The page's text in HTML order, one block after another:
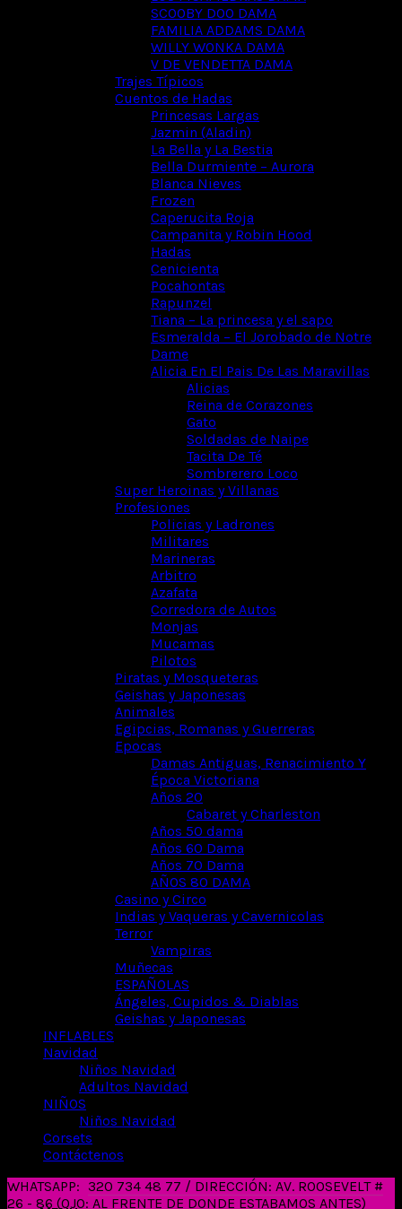
SCOOBY DOO DAMA
FAMILIA ADDAMS DAMA
WILLY WONKA DAMA
V DE VENDETTA DAMA
Trajes Típicos
Cuentos de Hadas
Princesas Largas
Jazmin (Aladin)
La Bella y La Bestia
Bella Durmiente – Aurora
Blanca Nieves
Frozen
Caperucita Roja
Campanita y Robin Hood
Hadas
Cenicienta
Pocahontas
Rapunzel
Tiana – La princesa y el sapo
Esmeralda – El Jorobado de Notre
Dame
Alicia En El Pais De Las Maravillas
Alicias
Reina de Corazones
Gato
Soldadas de Naipe
Tacita De Té
Sombrerero Loco
Super Heroinas y Villanas
Profesiones
Policias y Ladrones
Militares
Marineras
Arbitro
Azafata
Corredora de Autos
Monjas
Mucamas
Pilotos
Piratas y Mosqueteras
Geishas y Japonesas
Animales
Egipcias, Romanas y Guerreras
Epocas
Damas Antiguas, Renacimiento Y
Época Victoriana
Años 20
Cabaret y Charleston
Años 50 dama
Años 60 Dama
Años 70 Dama
AÑOS 80 DAMA
Casino y Circo
Indias y Vaqueras y Cavernicolas
Terror
Vampiras
Muñecas
ESPAÑOLAS
Ángeles, Cupidos & Diablas
Geishas y Japonesas
INFLABLES
Navidad
Niños Navidad
Adultos Navidad
NIÑOS
Niños Navidad
Corsets
Contáctenos
WHATSAPP: 320 734 48 77 / DIRECCIÓN: AV. ROOSEVELT #
26 - 86 (OJO: AL FRENTE DE DONDE ESTABAMOS ANTES)